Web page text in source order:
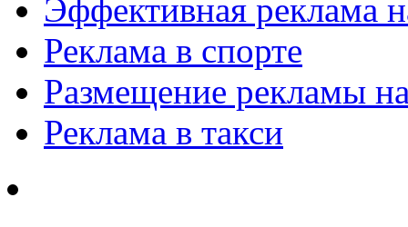
Эффективная реклама
Реклама в спорте
Размещение рекламы
Реклама в такси